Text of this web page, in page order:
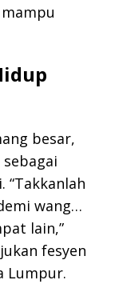
besar,
wang…
lain,”
fesyen
Lumpur.